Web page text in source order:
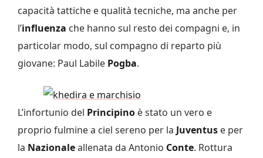
capacità tattiche e qualità tecniche, ma anche per
l’influenza che hanno sul resto dei compagni e, in
particolar modo, sul compagno di reparto più
giovane: Paul Labile Pogba.
L’infortunio del Principino è stato un vero e
proprio fulmine a ciel sereno per la Juventus e per
la Nazionaleallenata da Antonio Conte. Rottura